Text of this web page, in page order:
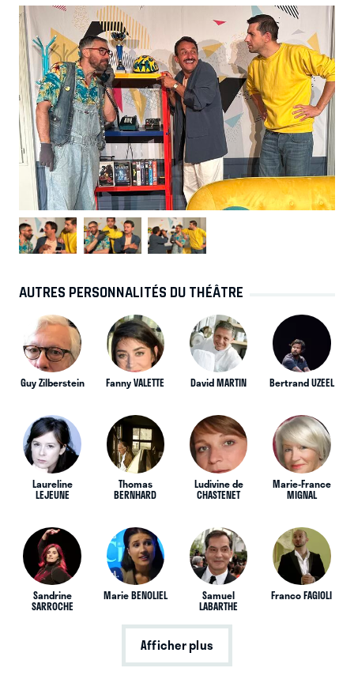
AUTRES PERSONNALITÉS DU THÉÂTRE
Guy Zilberstein Fanny VALETTE David MARTIN Bertrand UZEEL
Laureline
LEJEUNE
Thomas
BERNHARD
Ludivine de
CHASTENET
Marie-France
MIGNAL
Sandrine
SARROCHE
Marie BENOLIEL Samuel
LABARTHE
Franco FAGIOLI
Afficher plus